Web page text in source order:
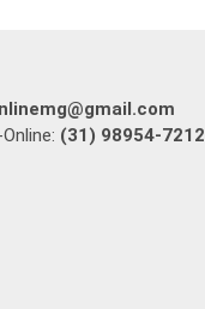
(31) 98954-7212